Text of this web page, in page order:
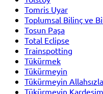
Tomris Uyar
Toplumsal Bilinç ve
Tosun Paşa
Total Eclipse
Trainspotting
Tükürmek
Tükürmeyin
Tükürmeyin
Tükürmeyin Kardeşim